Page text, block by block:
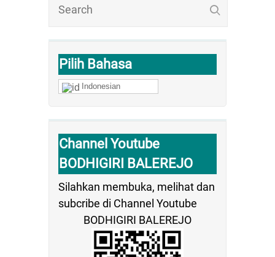
Pilih Bahasa
Indonesian
Channel Youtube
BODHIGIRI BALEREJO
Silahkan membuka, melihat dan
subcribe di Channel Youtube
BODHIGIRI BALEREJO